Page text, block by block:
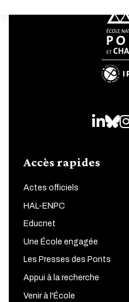
ACTIVER
Accès rapides
Actes officiels
HAL-ENPC
Educnet
Une École engagée
Les Presses des Ponts
Appui à la recherche
Venir à l'École